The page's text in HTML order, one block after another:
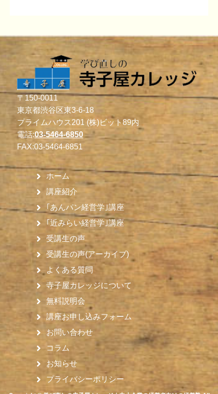
〒150-0011
東京都渋谷区東3-6-18
プライムハウス201 (株)ビット89内
電話:03-5464-6850
FAX:03-5464-6851
ホーム
講座紹介
｢あんパン経営学｣講座
｢近みらい経営学｣講座
受講生の声
受講生の声(アーカイブ)
よくある質問
寺子屋カレッジについて
無料説明会
講座お申し込みフォーム
お問い合わせ
コラム
お知らせ
プライバシーポリシー